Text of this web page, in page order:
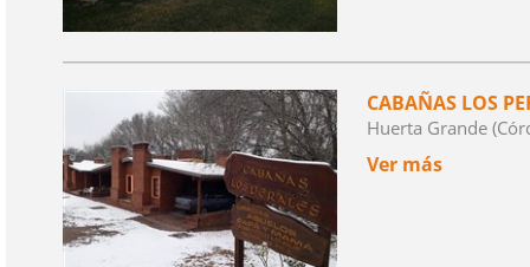
CABAÑAS LOS
Huerta Grande
Ver más